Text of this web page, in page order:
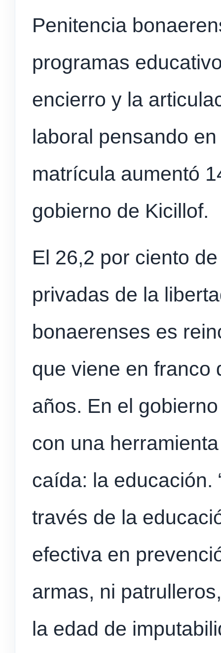
Penitencia
programas
encierro y la
laboral pensando
matrícula aumentó
gobierno de Kicillof.
El 26,2 por ciento
privadas de la
bonaerenses es
que viene en franco
años. En el
con una
caída: la educación.
través de la
efectiva en
armas, ni
la edad de